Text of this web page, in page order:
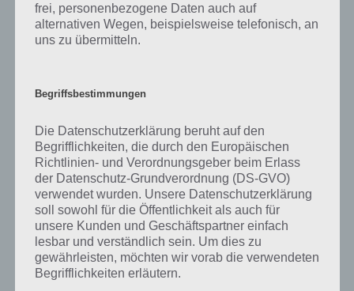
Vor allem Puzzle ist interessant, denn um die 3 Sterne zu verdienen,
muss man die bestmögliche Lösung finden, um mit so wenig Zügen
Trailer Video zu Color Magnet
Damit du dir schonmal vorab einen Eindruck machen kannst, was
dich in Color Magnet erwartet, dann haben wir hier das offizielle
Trailer Video zum Spiel:
frei, personenbezogene Daten auch auf
alternativen Wegen, beispielsweise telefonisch, an
uns zu übermitteln.
Begriffsbestimmungen
Die Datenschutzerklärung beruht auf den
Begrifflichkeiten, die durch den Europäischen
Richtlinien- und Verordnungsgeber beim Erlass
der Datenschutz-Grundverordnung (DS-GVO)
verwendet wurden. Unsere Datenschutzerklärung
soll sowohl für die Öffentlichkeit als auch für
unsere Kunden und Geschäftspartner einfach
lesbar und verständlich sein. Um dies zu
gewährleisten, möchten wir vorab die verwendeten
Begrifflichkeiten erläutern.